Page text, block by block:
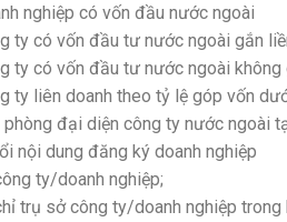
nghiệp có vốn đầu nước ngoài
ty có vốn đầu tư nước ngoài gắn
ty có vốn đầu tư nước ngoài
ty liên doanh theo tỷ lệ góp vốn
phòng đại diện công ty nước ngoài
nội dung đăng ký doanh nghiệp
ty/doanh nghiệp;
trụ sở công ty/doanh nghiệp